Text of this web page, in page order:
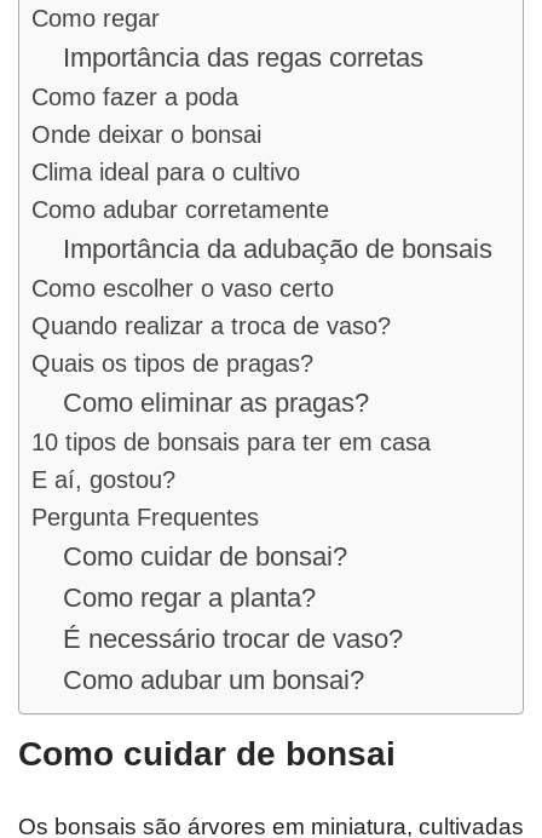
Como regar
Importância das regas corretas
Como fazer a poda
Onde deixar o bonsai
Clima ideal para o cultivo
Como adubar corretamente
Importância da adubação de bonsais
Como escolher o vaso certo
Quando realizar a troca de vaso?
Quais os tipos de pragas?
Como eliminar as pragas?
10 tipos de bonsais para ter em casa
E aí, gostou?
Pergunta Frequentes
Como cuidar de bonsai?
Como regar a planta?
É necessário trocar de vaso?
Como adubar um bonsai?
Como cuidar de bonsai
Os bonsais são árvores em miniatura, cultivadas